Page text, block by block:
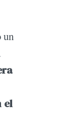
un
el